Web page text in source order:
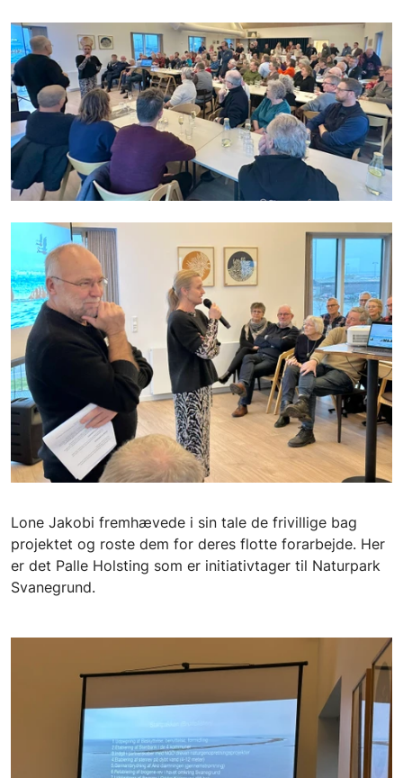
Lone Jakobi fremhævede i sin tale de frivillige bag
projektet og roste dem for deres flotte forarbejde. Her
er det Palle Holsting som er initiativtager til Naturpark
Svanegrund.